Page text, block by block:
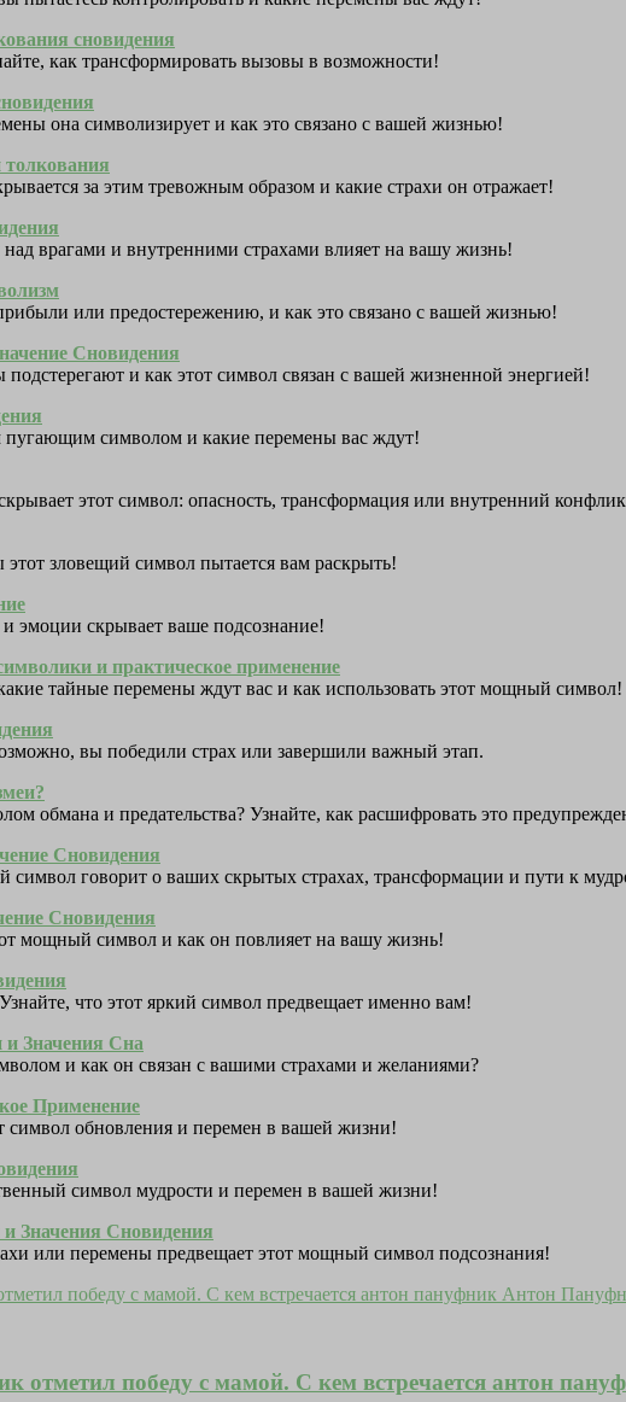
сновидения
как трансформировать вызовы в возможности!
она символизирует и как это связано с вашей жизнью!
толкования
за этим тревожным образом и какие страхи он отражает!
врагами и внутренними страхами влияет на вашу жизнь!
или предостережению, и как это связано с вашей жизнью!
Сновидения
и как этот символ связан с вашей жизненной энергией!
пугающим символом и какие перемены вас ждут!
этот символ: опасность, трансформация или внутренний
зловещий символ пытается вам раскрыть!
эмоции скрывает ваше подсознание!
и практическое применение
тайные перемены ждут вас и как использовать этот мощный символ!
вы победили страх или завершили важный этап.
обмана и предательства? Узнайте, как расшифровать это
Сновидения
символ говорит о ваших скрытых страхах, трансформации и пути к
Сновидения
мощный символ и как он повлияет на вашу жизнь!
что этот яркий символ предвещает именно вам!
Значения Сна
и как он связан с вашими страхами и желаниями?
Применение
символ обновления и перемен в вашей жизни!
символ мудрости и перемен в вашей жизни!
Значения Сновидения
или перемены предвещает этот мощный символ подсознания!
отметил победу с мамой. С кем встречается антон